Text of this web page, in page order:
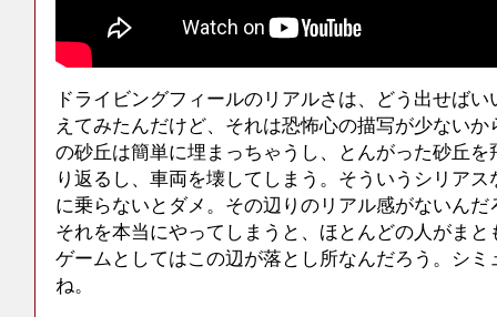
ドライビングフィールのリアルさは、どう出せば
えてみたんだけど、それは恐怖心の描写が少ない
の砂丘は簡単に埋まっちゃうし、とんがった砂丘
り返るし、車両を壊してしまう。そういうシリア
に乗らないとダメ。その辺りのリアル感がないん
それを本当にやってしまうと、ほとんどの人がま
ゲームとしてはこの辺が落とし所なんだろう。シ
ね。